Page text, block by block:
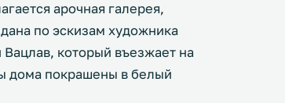
арочная галерея,
по эскизам художника
который въезжает на
дома покрашены в белый